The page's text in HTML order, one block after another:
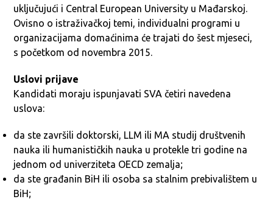
uključujući i Central European University u Mađarskoj.
Ovisno o istraživačkoj temi, individualni programi u
organizacijama domaćinima će trajati do šest mjeseci,
s početkom od novembra 2015.
Uslovi prijave
Kandidati moraju ispunjavati SVA četiri navedena
uslova:
da ste završili doktorski, LLM ili MA studij društvenih
nauka ili humanističkih nauka u protekle tri godine na
jednom od univerziteta OECD zemalja;
da ste građanin BiH ili osoba sa stalnim prebivalištem u
BiH;